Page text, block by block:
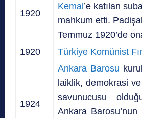
1920
Kemal’e katılan
mahkum etti.
Temmuz 1920’de
1920
Türkiye Komünist
1924
Ankara Barosu
laiklik, demokrasi ve
savunucusu
Ankara